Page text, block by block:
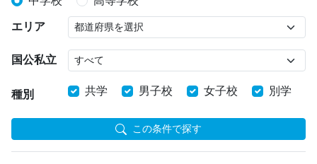
エリア
国公私立
種別 共学 男子校 女子校 別学
この条件で探す